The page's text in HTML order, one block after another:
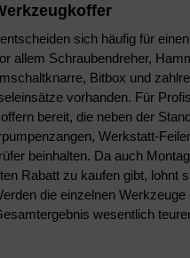
sich häufig für
allem Schraubendreher,
Bitbox und
vorhanden. Für
bereit, die neben der
Werkstatt-
beinhalten. Da auch
Rabatt zu kaufen gibt, lohnt
die einzelnen Werkzeuge
wesentlich